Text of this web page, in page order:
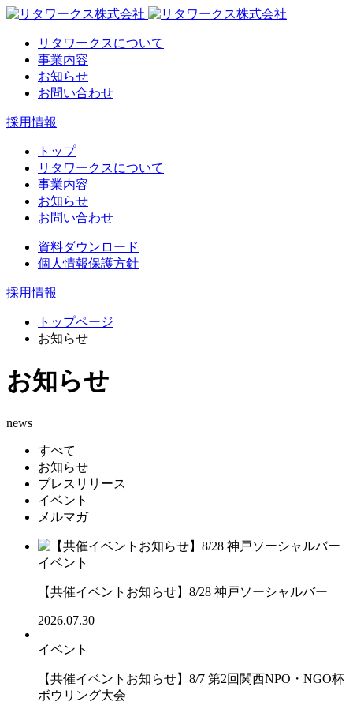
リタワークスについて
事業内容
お知らせ
お問い合わせ
採用情報
トップ
リタワークスについて
事業内容
お知らせ
お問い合わせ
資料ダウンロード
個人情報保護方針
採用情報
トップページ
お知らせ
お知らせ
news
すべて
お知らせ
プレスリリース
イベント
メルマガ
イベント
【共催イベントお知らせ】8/28 神戸ソーシャルバー
2026.07.30
イベント
【共催イベントお知らせ】8/7 第2回関西NPO・NGO杯
ボウリング大会